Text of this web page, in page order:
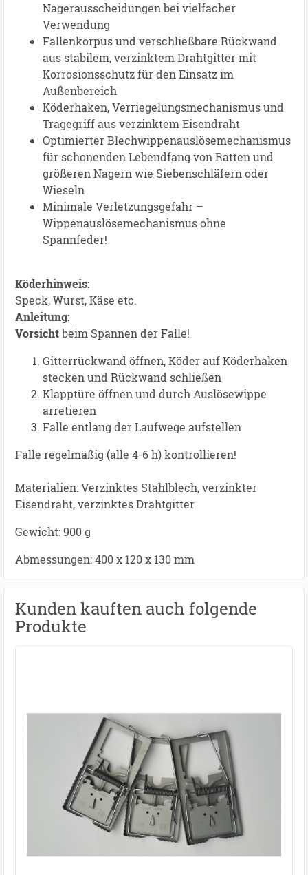
Nagerausscheidungen bei vielfacher
Verwendung
Fallenkorpus und verschließbare Rückwand
aus stabilem, verzinktem Drahtgitter mit
Korrosionsschutz für den Einsatz im
Außenbereich
Köderhaken, Verriegelungsmechanismus und
Tragegriff aus verzinktem Eisendraht
Optimierter Blechwippenauslösemechanismus
für schonenden Lebendfang von Ratten und
größeren Nagern wie Siebenschläfern oder
Wieseln
Minimale Verletzungsgefahr –
Wippenauslösemechanismus ohne
Spannfeder!
Köderhinweis:
Speck, Wurst, Käse etc.
Anleitung:
Vorsichtbeim Spannen der Falle!
Gitterrückwand öffnen, Köder auf Köderhaken
stecken und Rückwand schließen
Klapptüre öffnen und durch Auslösewippe
arretieren
Falle entlang der Laufwege aufstellen
Falle regelmäßig (alle 4-6 h) kontrollieren!
Materialien: Verzinktes Stahlblech, verzinkter
Eisendraht, verzinktes Drahtgitter
Gewicht: 900 g
Abmessungen: 400 x 120 x 130 mm
Kunden kauften auch folgende
Produkte